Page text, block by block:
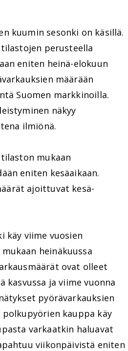
kuumin sesonki on käsillä.
perusteella
eniten heinä-elokuun
määrään
Suomen markkinoilla.
näkyy
ilmiönä.
mukaan
eniten kesäaikaan.
ajoittuvat kesä-
käy viime vuosien
heinäkuussa
ovat olleet
kasvussa ja viime vuonna
pyörävarkauksien
polkupyörien kauppa käy
varkaatkin haluavat
viikonpäivistä eniten